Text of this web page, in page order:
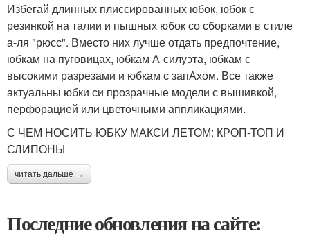
Избегай длинных плиссированных юбок, юбок с
резинкой на талии и пышных юбок со сборками в стиле
а-ля "рюсс". Вместо них лучше отдать предпочтение,
юбкам на пуговицах, юбкам А-силуэта, юбкам с
высокими разрезами и юбкам с запАхом. Все также
актуальны юбки си прозрачные модели с вышивкой,
перфорацией или цветочными аппликациями.
С ЧЕМ НОСИТЬ ЮБКУ МАКСИ ЛЕТОМ: КРОП-ТОП И
СЛИПОНЫ
читать дальше →
Последние обновления на сайте: